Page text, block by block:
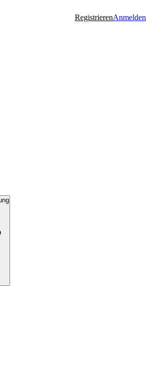
RegistrierenAnmelden